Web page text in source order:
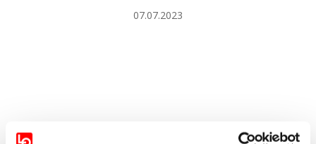
07.07.2023